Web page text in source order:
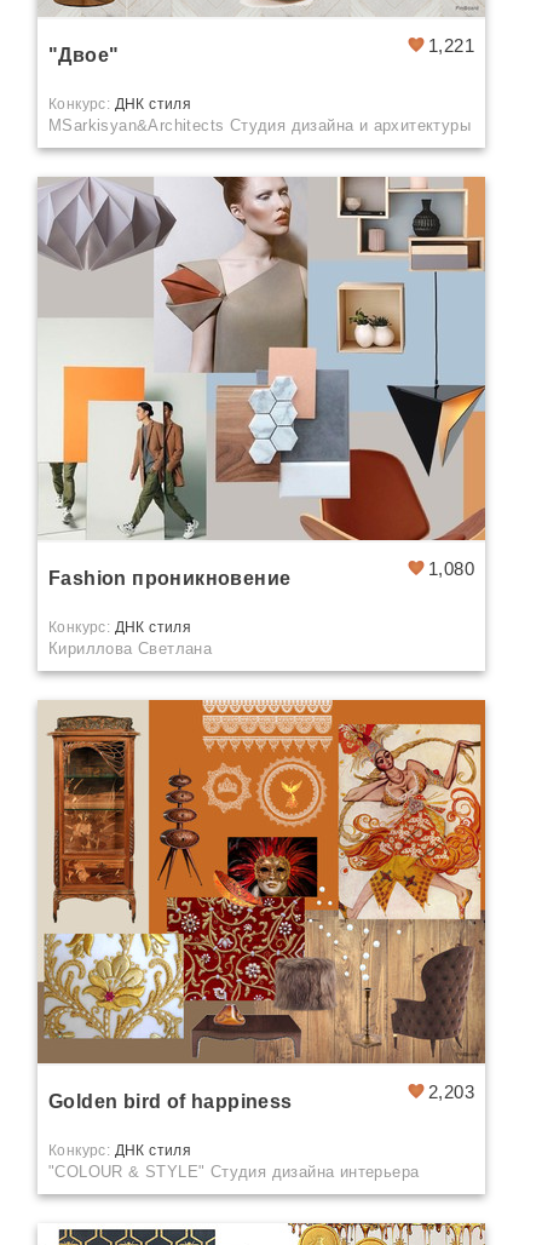
1,221
"Двое"
Конкурс: ДНК стиля
MSarkisyan&Architects Студия дизайна и архитектуры
1,080
Fashion проникновение
Конкурс: ДНК стиля
Кириллова Светлана
2,203
Golden bird of happiness
Конкурс: ДНК стиля
"COLOUR & STYLE" Студия дизайна интерьера